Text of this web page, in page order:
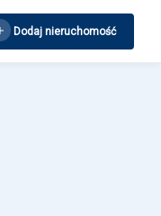
Dodaj nieruchomość